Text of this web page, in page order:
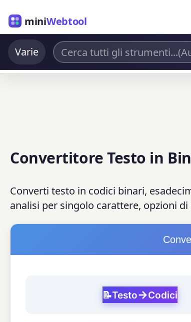
miniWebtool
Varie
Convertitore Testo in
Converti testo in codici binari,
analisi per singolo carattere, opzioni
📝Testo→Codici